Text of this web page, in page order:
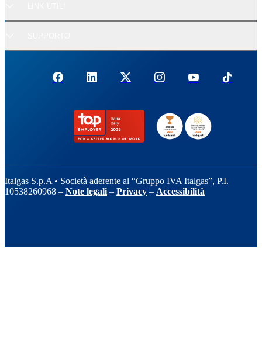
Italgas S.p.A • Società aderente al “Gruppo IVA Italgas”, P.I.
10538260968 – Note legali – Privacy – Accessibilità